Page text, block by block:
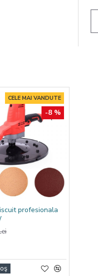
CELE MAI VANDUTE
-8 %
profesionala